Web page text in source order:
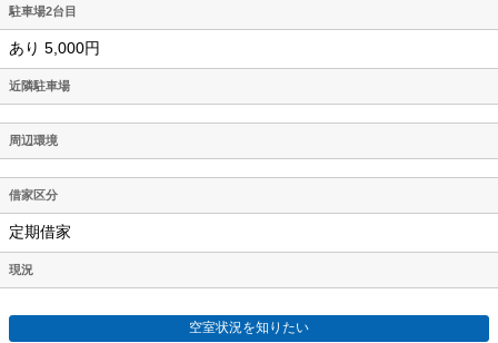
駐車場2台目
あり 5,000円
近隣駐車場
周辺環境
借家区分
定期借家
現況
空室状況を知りたい